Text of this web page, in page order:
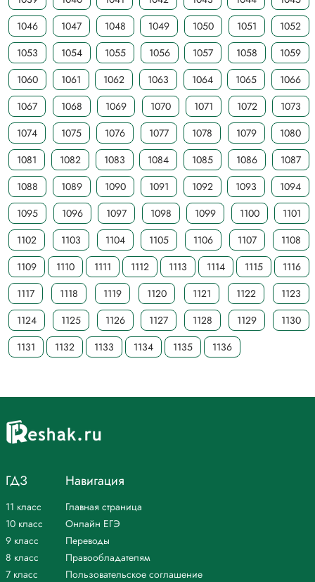
1046
1047 1048 1049 1050 1051
1052
1053
1054 1055 1056 1057 1058
1059
1060
1061 1062 1063 1064 1065
1066
1067
1068 1069 1070 1071 1072
1073
1074
1075 1076 1077 1078 1079
1080
1081
1082 1083 1084 1085 1086
1087
1088
1089 1090 1091 1092 1093
1094
1095
1096 1097 1098 1099 1100
1101
1102
1103 1104 1105 1106 1107
1108
1109
1110 1111 1112 1113 1114 1115
1116
1117
1118 1119 1120 1121 1122
1123
1124
1125 1126 1127 1128 1129
1130
1131
1132 1133 1134 1135 1136
ГДЗ
11 класс
10 класс
9 класс
8 класс
7 класс
Навигация
Главная страница
Онлайн ЕГЭ
Переводы
Правообладателям
Пользовательское соглашение